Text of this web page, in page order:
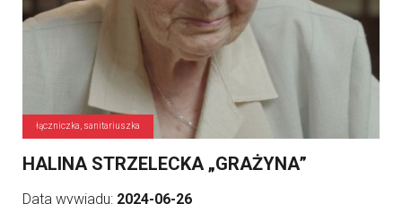
łączniczka, sanitariuszka
HALINA STRZELECKA „GRAŻYNA”
Data wywiadu: 2024-06-26